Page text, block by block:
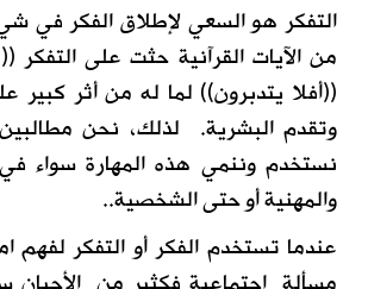
التفكر هوالسعي لإطلاق الفكر في
من الآيات القرآنية حثت على التفكر
((أفلا يتدبرون)) لما له من أثر كبير
وتقدم البشرية. لذلك، نحن
نستخدم وننمي هذه المهارةسواء
والمهنية أو حتى الشخصية.
.
عندما تستخدم الفكرأو التفكرلفهم